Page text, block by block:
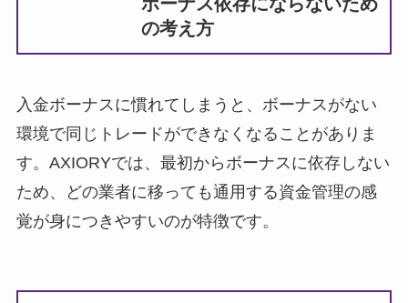
ボーナス依存にならないため
の考え方
入金ボーナスに慣れてしまうと、ボーナスがない
環境で同じトレードができなくなることがありま
す。AXIORYでは、最初からボーナスに依存しない
ため、どの業者に移っても通用する資金管理の感
覚が身につきやすいのが特徴です。